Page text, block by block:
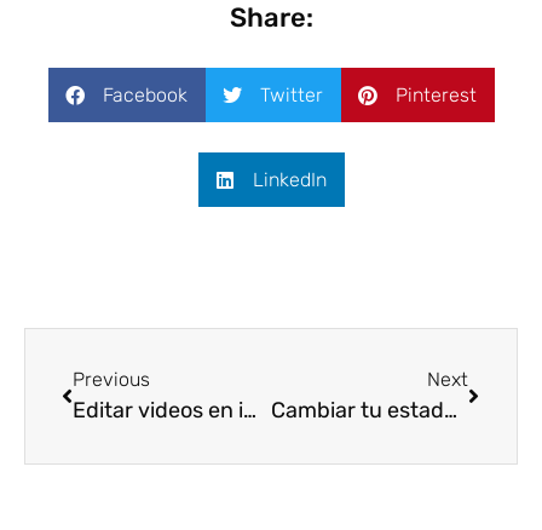
Share:
Facebook Twitter Pinterest
LinkedIn
Previous
Editar videos en iPhone como un pro
Next
Cambiar tu estado de relación en facebook